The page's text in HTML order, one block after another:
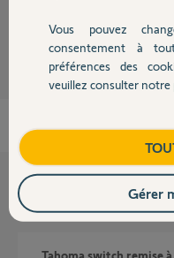
Devis avec un pro
Contact
il y
Questions
Tahoma switch remise
Vous pouvez
consentement à
préférences des
veuillez consulter notre
Gérer